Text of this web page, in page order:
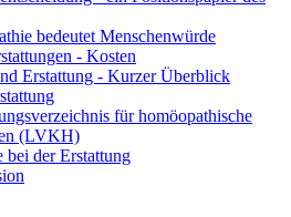
bedeutet Menschenwürde
- Kosten
Erstattung - Kurzer Überblick
für homöopathische
(LVKH)
bei der Erstattung